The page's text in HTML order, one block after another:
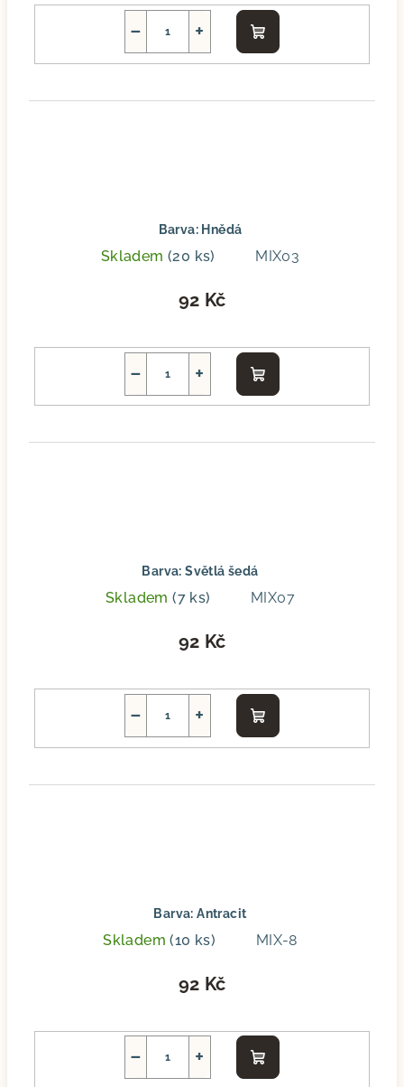
+
−
Do
košíku
Barva: Hnědá
Skladem (20 ks) MIX03
92 Kč
+
−
Do
košíku
Barva: Světlá šedá
Skladem(7 ks) MIX07
92 Kč
+
−
Do
košíku
Barva: Antracit
Skladem(10 ks) MIX-8
92 Kč
+
−
Do
košíku